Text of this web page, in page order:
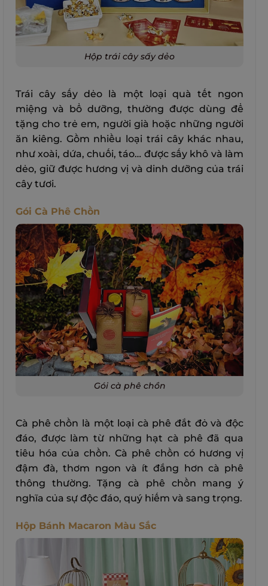
Hộp trái cây sấy dẻo
Trái cây sấy dẻo là một loại quà tết ngon
miệng và bổ dưỡng, thường được dùng để
tặng cho trẻ em, người già hoặc những người
ăn kiêng. Gồm nhiều loại trái cây khác nhau,
như xoài, dứa, chuối, táo… được sấy khô và làm
dẻo, giữ được hương vị và dinh dưỡng của trái
cây tươi.
Gói Cà Phê Chồn
Gói cà phê chồn
Cà phê chồn là một loại cà phê đắt đỏ và độc
đáo, được làm từ những hạt cà phê đã qua
tiêu hóa của chồn. Cà phê chồn có hương vị
đậm đà, thơm ngon và ít đắng hơn cà phê
thông thường. Tặng cà phê chồn mang ý
nghĩa của sự độc đáo, quý hiếm và sang trọng.
Hộp Bánh Macaron Màu Sắc